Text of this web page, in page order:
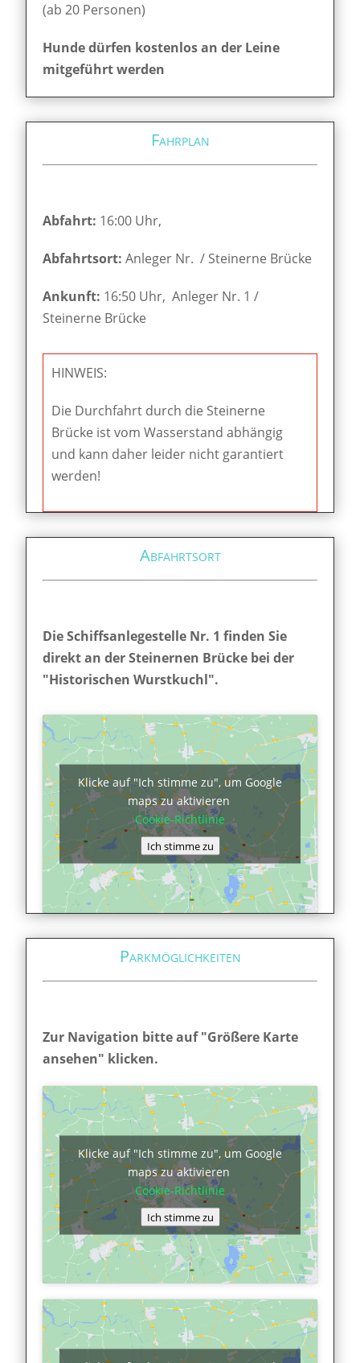
(ab 20 Personen)
Hunde dürfen kostenlos an der Leine
mitgeführt werden
Fahrplan
Abfahrt: 16:00 Uhr,
Abfahrtsort:Anleger Nr. / Steinerne Brücke
Ankunft: 16:50 Uhr, Anleger Nr. 1 /
Steinerne Brücke
HINWEIS:
Die Durchfahrt durch die Steinerne
Brücke ist vom Wasserstand abhängig
und kann daher leider nicht garantiert
werden!
Abfahrtsort
Die Schiffsanlegestelle Nr. 1 finden Sie
direkt an der Steinernen Brücke bei der
"Historischen Wurstkuchl".
Klicke auf "Ich stimme zu", um Google
maps zu aktivieren
Cookie-Richtlinie
Ich stimme zu
Parkmöglichkeiten
Zur Navigation bitte auf "Größere Karte
ansehen" klicken.
Klicke auf "Ich stimme zu", um Google
maps zu aktivieren
Cookie-Richtlinie
Ich stimme zu